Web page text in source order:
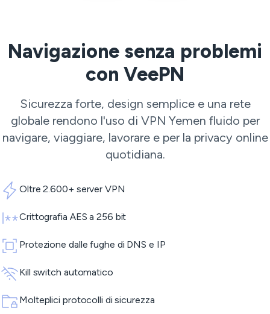
Navigazione senza problemi
con VeePN
Sicurezza forte, design semplice e una rete
globale rendono l'uso di VPN Yemen fluido per
navigare, viaggiare, lavorare e per la privacy online
quotidiana.
Oltre 2.600+ server VPN
Crittografia AES a 256 bit
Protezione dalle fughe di DNS e IP
Kill switch automatico
Molteplici protocolli di sicurezza